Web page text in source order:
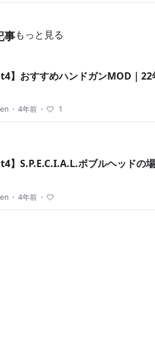
事もっと見る
】おすすめハンドガンMOD｜22
・ 4年前 ・ 1
】S.P.E.C.I.A.L.ボブルヘッドの
・ 4年前 ・